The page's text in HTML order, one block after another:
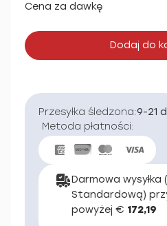
Cena za dawkę
Dodaj do
Przesyłka śledzona:9-21
Metoda płatności:
Darmowa
Standardową)
powyżej € 172,19